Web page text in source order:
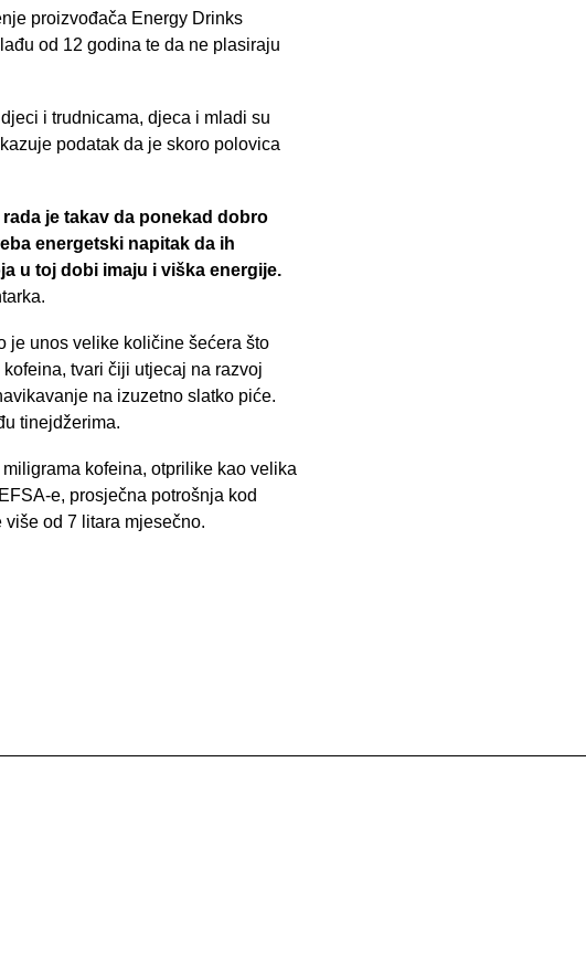
proizvođača Energy Drinks
od 12 godina te da ne plasiraju
i trudnicama, djeca i mladi su
podatak da je skoro polovica
je takav da ponekad dobro
energetski napitak da ih
u toj dobi imaju i viška energije.
je unos velike količine šećera što
tvari čiji utjecaj na razvoj
na izuzetno slatko piće.
tinejdžerima.
kofeina, otprilike kao velika
e, prosječna potrošnja kod
od 7 litara mjesečno.